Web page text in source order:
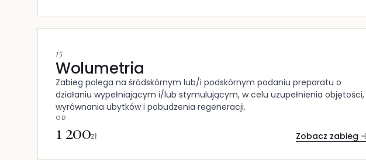
15
Wolumetria
Zabieg polega na śródskórnym lub/i podskórnym podaniu preparatu o
działaniu wypełniającym i/lub stymulującym, w celu uzupełnienia objętości,
wyrównania ubytków i pobudzenia regeneracji.
OD
1 200zł Zobacz zabieg